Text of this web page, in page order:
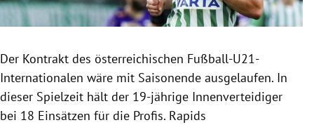
Untermenü
Untermenü
Der Kontrakt des österreichischen Fußball-U21-
Internationalen wäre mit Saisonende ausgelaufen. In
dieser Spielzeit hält der 19-jährige Innenverteidiger
bei 18 Einsätzen für die Profis. Rapids